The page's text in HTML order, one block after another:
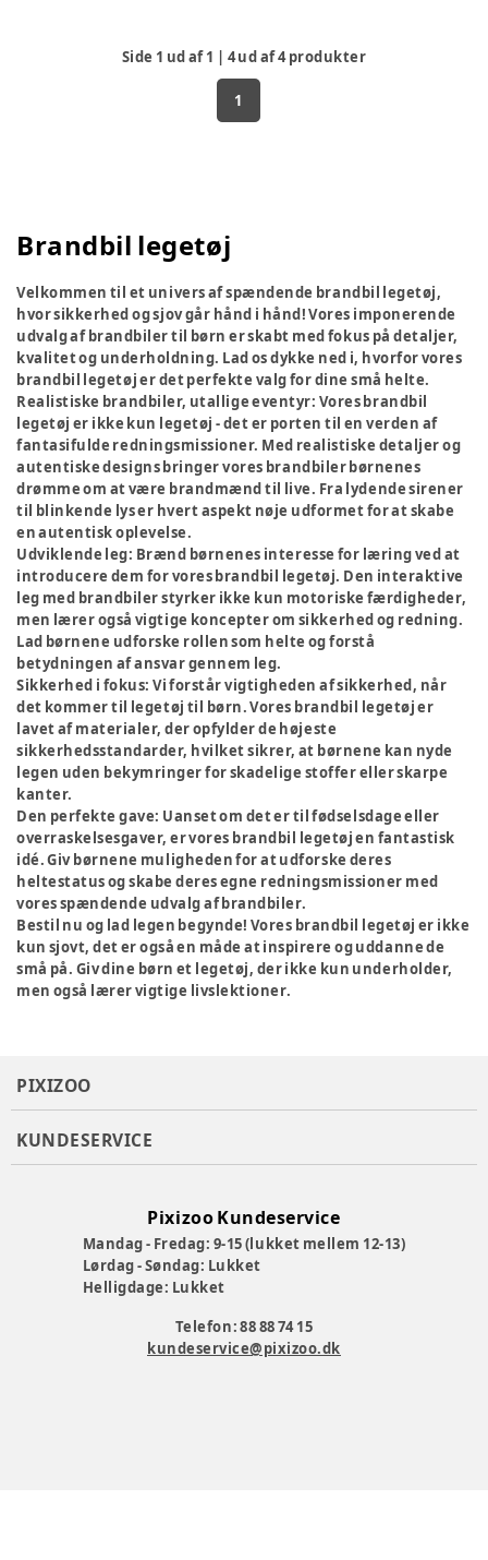
Side 1 ud af1 | 4ud af4produkter
1
Brandbil legetøj
Velkommen til et univers af spændende brandbil legetøj,
hvor sikkerhed og sjov går hånd i hånd! Vores imponerende
udvalg af brandbiler til børn er skabt med fokus på detaljer,
kvalitet og underholdning. Lad os dykke ned i, hvorfor vores
brandbil legetøj er det perfekte valg for dine små helte.
Realistiske brandbiler, utallige eventyr: Vores brandbil
legetøj er ikke kun legetøj - det er porten til en verden af
fantasifulde redningsmissioner. Med realistiske detaljer og
autentiske designs bringer vores brandbiler børnenes
drømme om at være brandmænd til live. Fra lydende sirener
til blinkende lys er hvert aspekt nøje udformet for at skabe
en autentisk oplevelse.
Udviklende leg: Brænd børnenes interesse for læring ved at
introducere dem for vores brandbil legetøj. Den interaktive
leg med brandbiler styrker ikke kun motoriske færdigheder,
men lærer også vigtige koncepter om sikkerhed og redning.
Lad børnene udforske rollen som helte og forstå
betydningen af ansvar gennem leg.
Sikkerhed i fokus: Vi forstår vigtigheden af sikkerhed, når
det kommer til legetøj til børn. Vores brandbil legetøj er
lavet af materialer, der opfylder de højeste
sikkerhedsstandarder, hvilket sikrer, at børnene kan nyde
legen uden bekymringer for skadelige stoffer eller skarpe
kanter.
Den perfekte gave: Uanset om det er til fødselsdage eller
overraskelsesgaver, er vores brandbil legetøj en fantastisk
idé. Giv børnene muligheden for at udforske deres
heltestatus og skabe deres egne redningsmissioner med
vores spændende udvalg af brandbiler.
Bestil nu og lad legen begynde! Vores brandbil legetøj er ikke
kun sjovt, det er også en måde at inspirere og uddanne de
små på. Giv dine børn et legetøj, der ikke kun underholder,
men også lærer vigtige livslektioner.
PIXIZOO
KUNDESERVICE
Pixizoo Kundeservice
Mandag - Fredag: 9-15 (lukket mellem 12-13)
Lørdag - Søndag: Lukket
Helligdage: Lukket
Telefon: 88 88 74 15
kundeservice@pixizoo.dk